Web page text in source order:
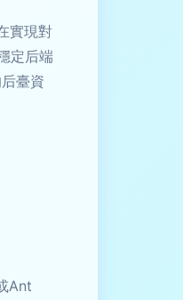
實現對
定后端
臺資
Ant